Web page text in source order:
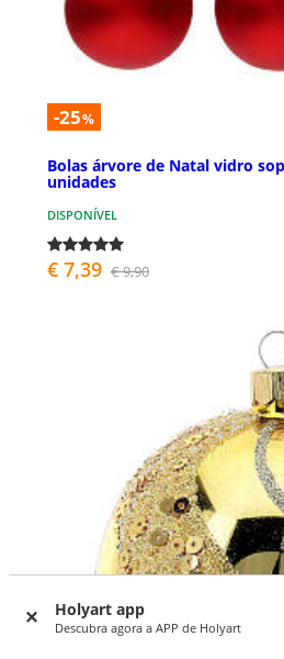
Holyart app
Descubra agora a APP de Holyart
-25%
Bolas árvore de Natal vidro
unidades
DISPONÍVEL
€ 7,39 € 9,90